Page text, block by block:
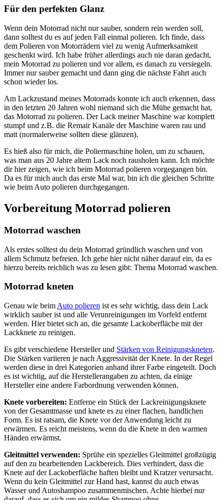
Für den perfekten Glanz
Wenn dein Motorrad nicht nur sauber, sondern rein werden soll,
dann solltest du es auf jeden Fall einmal polieren. Ich finde, dass
dem Polieren von Motorrädern viel zu wenig Aufmerksamkeit
geschenkt wird. Ich habe früher allerdings auch nie daran gedacht,
mein Motorrad zu polieren und vor allem, es danach zu versiegeln.
Immer nur sauber gemacht und dann ging die nächste Fahrt auch
schon wieder los.
Am Lackzustand meines Motorrads konnte ich auch erkennen, dass
in den letzten 20 Jahren wohl niemand sich die Mühe gemacht hat,
das Motorrad zu polieren. Der Lack meiner Maschine war komplett
stumpf und z.B. die Remair Kanäle der Maschine waren rau und
matt (normalerweise sollten diese glänzen).
Es hieß also für mich, die Poliermaschine holen, um zu schauen,
was man aus 20 Jahre altem Lack noch rausholen kann. Ich möchte
dir hier zeigen, wie ich beim Motorrad polieren vorgegangen bin.
Da es für mich auch das erste Mal war, bin ich die gleichen Schritte
wie beim Auto polieren durchgegangen.
Vorbereitung Motorrad polieren
Motorrad waschen
Als erstes solltest du dein Motorrad gründlich waschen und von
allem Schmutz befreien. Ich gehe hier nicht näher darauf ein, da es
hierzu bereits reichlich was zu lesen gibt: Thema Motorrad waschen.
Motorrad kneten
Genau wie beim Auto polieren ist es sehr wichtig, dass dein Lack
wirklich sauber ist und alle Verunreinigungen im Vorfeld entfernt
werden. Hier bietet sich an, die gesamte Lackoberfläche mit der
Lackknete zu reinigen.
Es gibt verschiedene Hersteller und Stärken von Reinigungskneten.
Die Stärken variieren je nach Aggressivität der Knete. In der Regel
werden diese in drei Kategorien anhand ihrer Farbe eingeteilt. Doch
es ist wichtig, auf die Herstellerangaben zu achten, da einige
Hersteller eine andere Farbordnung verwenden können.
Knete vorbereiten: Entferne ein Stück der Lackreinigungsknete
von der Gesamtmasse und knete es zu einer flachen, handlichen
Form. Es ist ratsam, die Knete vor der Anwendung leicht zu
erwärmen. Es reicht meistens, wenn du die Knete in den warmen
Händen erwärmst.
Gleitmittel verwenden: Sprühe ein spezielles Gleitmittel großzügig
auf den zu bearbeitenden Lackbereich. Dies verhindert, dass die
Knete auf der Lackoberfläche haften bleibt und Kratzer verursacht.
Wenn du kein Gleitmittel zur Hand hast, kannst du auch etwas
Wasser und Autoshampoo zusammenmischen. Achte hierbei nur